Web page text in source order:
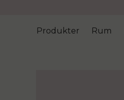
Produkter Rum